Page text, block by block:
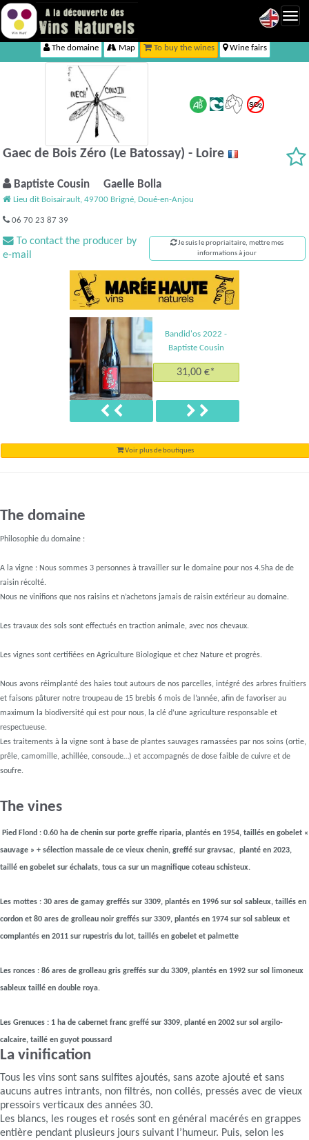
The domaine Map To buy the wines Wine fairs
Gaec de Bois Zéro (Le Batossay) - Loire
Baptiste Cousin Gaelle Bolla
Lieu dit Boisairault, 49700 Brigné, Doué-en-Anjou
06 70 23 87 39
To contact the producer by
e-mail
Je suis le propriaitaire, mettre mes
informations à jour
Bandid'os 2022 -
Baptiste Cousin
31,00 €*
Précédent Suivant
Voir plus de boutiques
The domaine
Philosophie du domaine :
A la vigne : Nous sommes 3 personnes à travailler sur le domaine pour nos 4.5ha de de
raisin récolté.
Nous ne vinifions que nos raisins et n’achetons jamais de raisin extérieur au domaine.
Les travaux des sols sont effectués en traction animale, avec nos chevaux.
Les vignes sont certifiées en Agriculture Biologique et chez Nature et progrès.
Nous avons réimplanté des haies tout autours de nos parcelles, intégré des arbres fruitiers
et faisons pâturer notre troupeau de 15 brebis 6 mois de l’année, afin de favoriser au
maximum la biodiversité qui est pour nous, la clé d’une agriculture responsable et
respectueuse.
Les traitements à la vigne sont à base de plantes sauvages ramassées par nos soins (ortie,
prêle, camomille, achillée, consoude…) et accompagnés de dose faible de cuivre et de
soufre.
The vines
Pied Flond : 0.60 ha de chenin sur porte greffe riparia, plantés en 1954, taillés en gobelet «
sauvage » + sélection massale de ce vieux chenin, greffé sur gravsac, planté en 2023,
taillé en gobelet sur échalats, tous ca sur un magnifique coteau schisteux.
Les mottes : 30 ares de gamay greffés sur 3309, plantés en 1996 sur sol sableux, taillés en
cordon et 80 ares de grolleau noir greffés sur 3309, plantés en 1974 sur sol sableux et
complantés en 2011 sur rupestris du lot, taillés en gobelet et palmette
Les ronces : 86 ares de grolleau gris greffés sur du 3309, plantés en 1992 sur sol limoneux
sableux taillé en double roya.
Les Grenuces : 1 ha de cabernet franc greffé sur 3309, planté en 2002 sur sol argilo-
calcaire, taillé en guyot poussard
La vinification
Tous les vins sont sans sulfites ajoutés, sans azote ajouté et sans
aucuns autres intrants, non filtrés, non collés, pressés avec de vieux
pressoirs verticaux des années 30.
Les blancs, les rouges et rosés sont en général macérés en grappes
entière pendant plusieurs jours suivant l’humeur. Puis, selon les